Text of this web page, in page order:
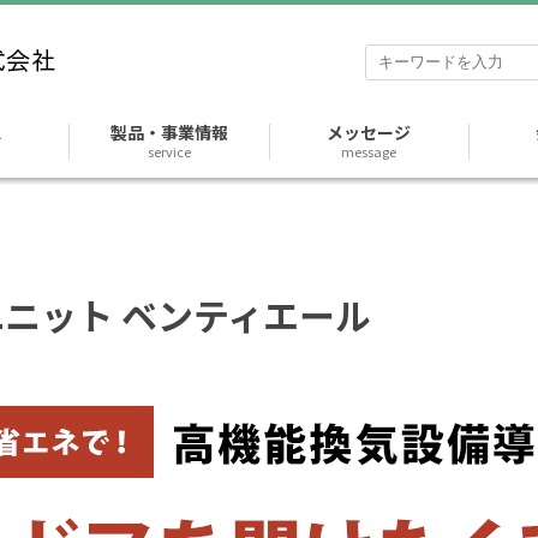
製品・事業情報
service
メッセージ
message
ット ベンティエール